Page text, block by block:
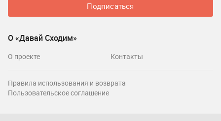
Подписаться
О «Давай Сходим»
О проекте Контакты
Правила использования и возврата
Пользовательское соглашение